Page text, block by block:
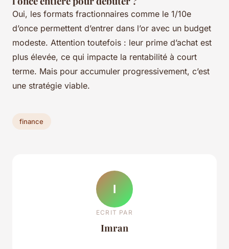
Oui, les formats fractionnaires comme le 1/10e
d’once permettent d’entrer dans l’or avec un budget
modeste. Attention toutefois : leur prime d’achat est
plus élevée, ce qui impacte la rentabilité à court
terme. Mais pour accumuler progressivement, c’est
une stratégie viable.
finance
I
ECRIT PAR
Imran